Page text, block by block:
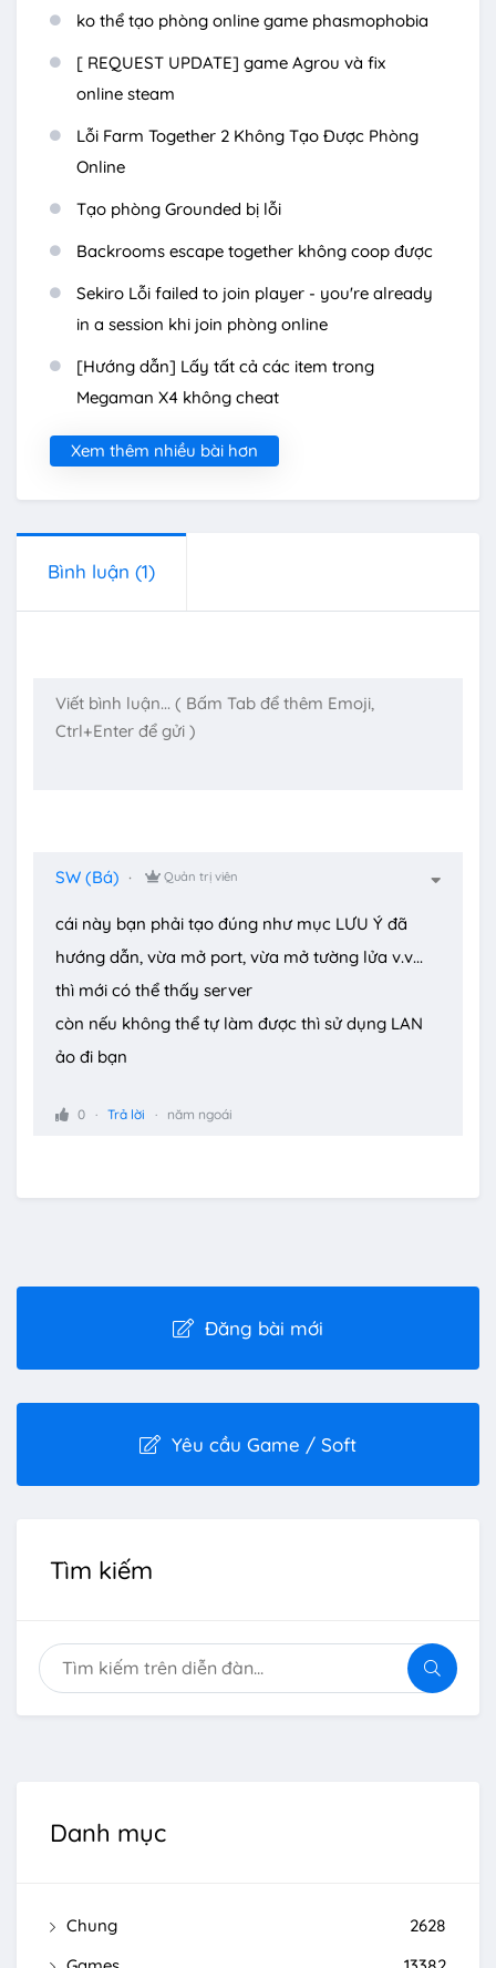
ko thể tạo phòng online game phasmophobia
[ REQUEST UPDATE] game Agrou và fix
online steam
Lỗi Farm Together 2 Không Tạo Được Phòng
Online
Tạo phòng Grounded bị lỗi
Backrooms escape together không coop được
Sekiro Lỗi failed to join player - you're already
in a session khi join phòng online
[Hướng dẫn] Lấy tất cả các item trong
Megaman X4 không cheat
Xem thêm nhiều bài hơn
Bình luận (1)
SW (Bá) Quản trị viên
cái này bạn phải tạo đúng như mục LƯU Ý đã
hướng dẫn, vừa mở port, vừa mở tường lửa v.v...
thì mới có thể thấy server
còn nếu không thể tự làm được thì sử dụng LAN
ảo đi bạn
0 Trả lời năm ngoái
Đăng bài mới
Yêu cầu Game / Soft
Tìm kiếm
Danh mục
Chung
2628